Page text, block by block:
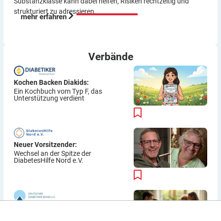
strukturiert zu adressieren.
mehr erfahren
Verbände
Kochen Backen Diakids:
Ein Kochbuch vom Typ F, das
Unterstützung verdient
Neuer Vorsitzender:
Wechsel an der Spitze der
DiabetesHilfe Nord e.V.